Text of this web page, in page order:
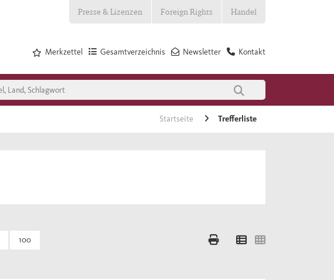
Presse & Lizenzen Foreign Rights Handel
Kontakt
Newsletter
Gesamtverzeichnis
Merkzettel
Startseite Trefferliste
100